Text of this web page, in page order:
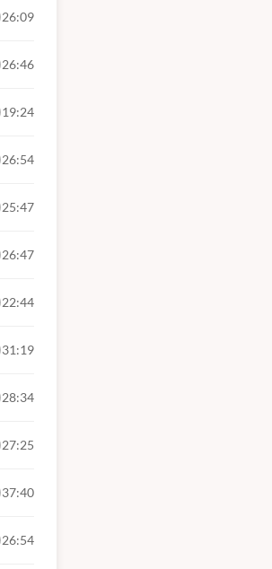
3.
26:09
26:46
19:24
26:54
25:47
26:47
22:44
31:19
28:34
27:25
37:40
26:54